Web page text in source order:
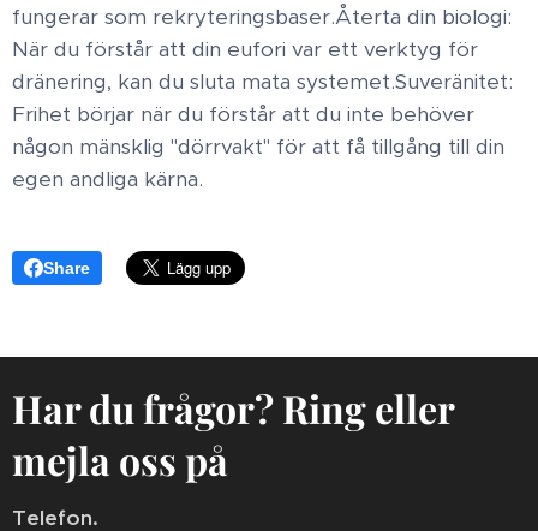
fungerar som rekryteringsbaser. ​Återta din biologi:
När du förstår att din eufori var ett verktyg för
dränering, kan du sluta mata systemet. ​Suveränitet:
Frihet börjar när du förstår att du inte behöver
någon mänsklig "dörrvakt" för att få tillgång till din
egen andliga kärna.
Share
Har du frågor? Ring eller
mejla oss på
Telefon.